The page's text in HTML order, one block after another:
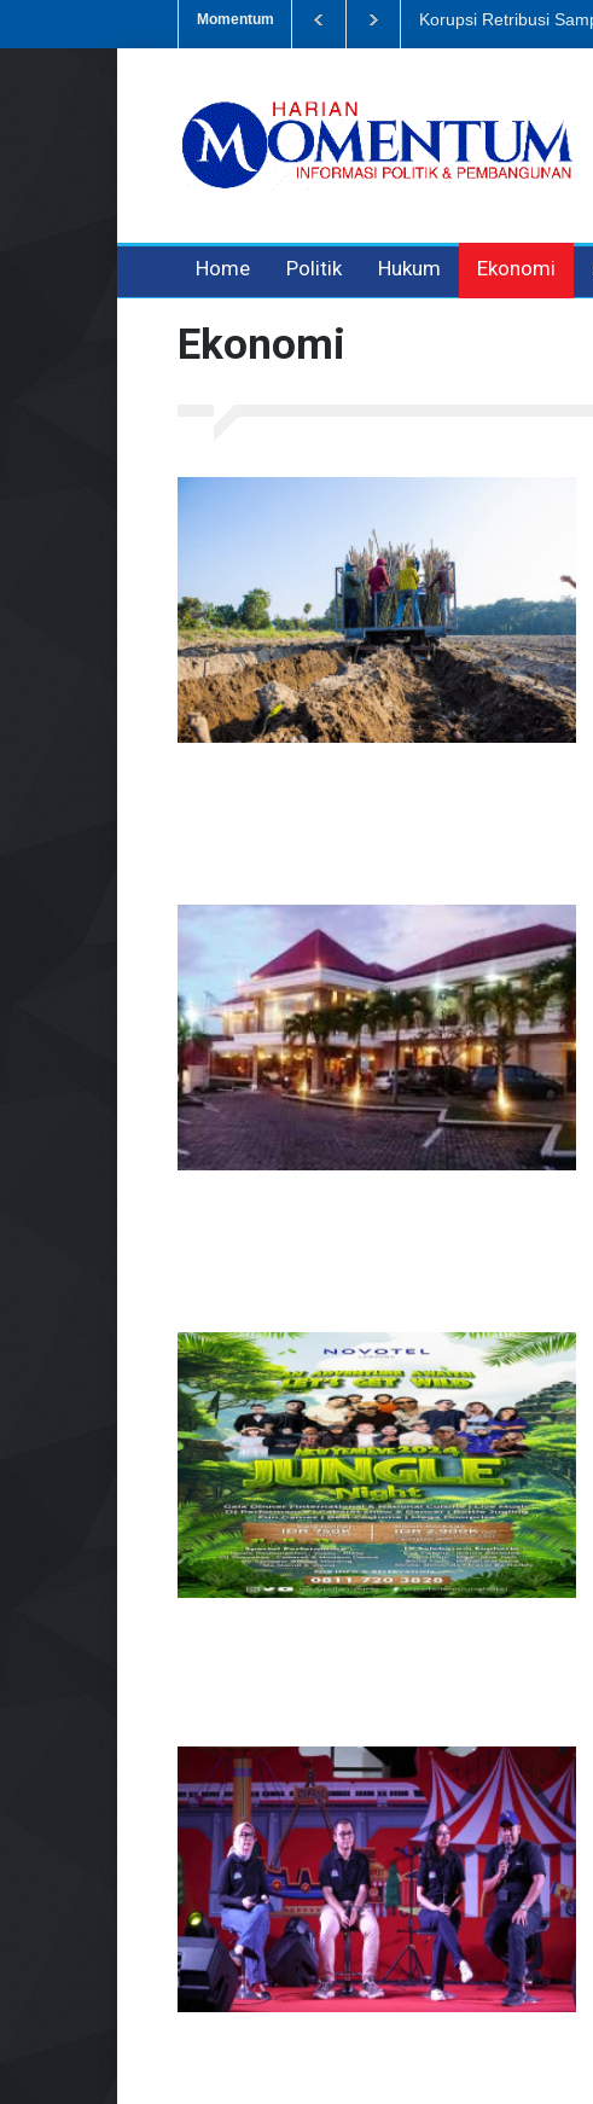
Momentum
Sampah, Eks Bendahara Pembantu DLH Divonis 5 Tahun
Home Politik Hukum Ekonomi
Ekonomi